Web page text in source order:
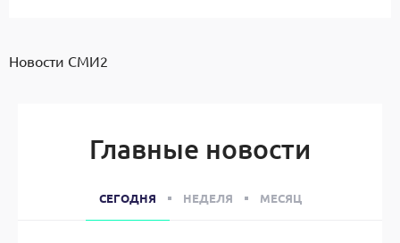
Новости СМИ2
Главные новости
СЕГОДНЯ НЕДЕЛЯ МЕСЯЦ